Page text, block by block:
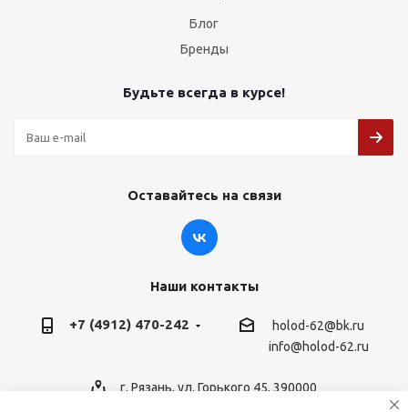
Блог
Бренды
Будьте всегда в курсе!
Оставайтесь на связи
Наши контакты
+7 (4912) 470-242
holod-62@bk.ru
info@holod-62.ru
г. Рязань, ул. Горького 45, 390000